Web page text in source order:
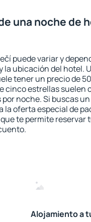
una noche de
puede variar y
ubicación del hotel.
tener un precio de
cinco estrellas suelen
por noche. Si buscas
la oferta especial de
que te permite reservar
Alojamiento a